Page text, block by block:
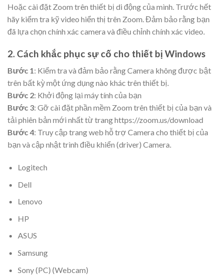
Hoặc cài đặt Zoom trên thiết bị di động của mình. Trước hết
hãy kiểm tra kỹ video hiển thị trên Zoom. Đảm bảo rằng bạn
đã lựa chọn chính xác camera và điều chỉnh chính xác video.
2. Cách khắc phục sự cố cho thiết bị Windows
Bước 1: Kiểm tra và đảm bảo rằng Camera không được bật
trên bất kỳ một ứng dụng nào khác trên thiết bị.
Bước 2: Khởi động lại máy tính của bạn
Bước 3: Gỡ cài đặt phần mềm Zoom trên thiết bị của bạn và
tải phiên bản mới nhất từ trang https://zoom.us/download
Bước 4: Truy cập trang web hỗ trợ Camera cho thiết bị của
bạn và cập nhật trình điều khiển (driver) Camera.
Logitech
Dell
Lenovo
HP
ASUS
Samsung
Sony (PC) (Webcam)